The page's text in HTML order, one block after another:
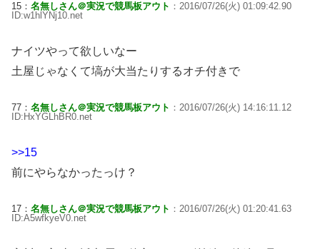
15： 名無しさん＠実況で競馬板アウト ：2016/07/26(火) 01:09:42.90
ID:w1hlYNj10.net
ナイツやって欲しいなー
土屋じゃなくて塙が大当たりするオチ付きで
77： 名無しさん＠実況で競馬板アウト ：2016/07/26(火) 14:16:11.12
ID:HxYGLhBR0.net
>>15
前にやらなかったっけ？
17： 名無しさん＠実況で競馬板アウト ：2016/07/26(火) 01:20:41.63
ID:A5wfkyeV0.net